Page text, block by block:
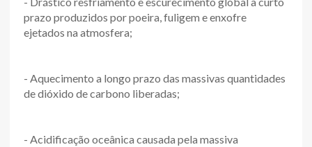
prazo produzidos por poeira, fuligem e enxofre
ejetados na atmosfera;
- Aquecimento a longo prazo das massivas quantidades
de dióxido de carbono liberadas;
- Acidificação oceânica causada pela massiva